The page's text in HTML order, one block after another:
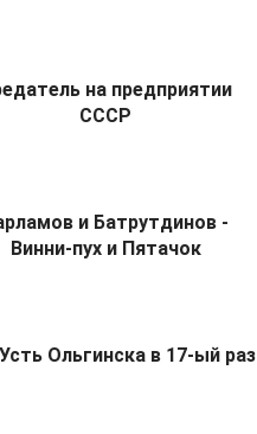
на предприятии
СССР
и Батрутдинов -
Винни-пух и Пятачок
Ольгинска в 17-ый раз